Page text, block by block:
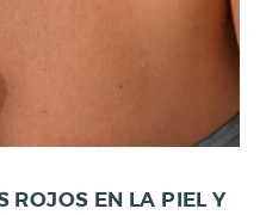
ROJOS EN LA PIEL Y